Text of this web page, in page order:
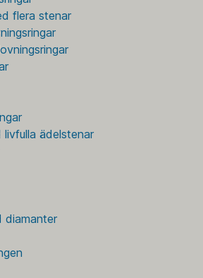
flera stenar
livfulla ädelstenar
diamanter